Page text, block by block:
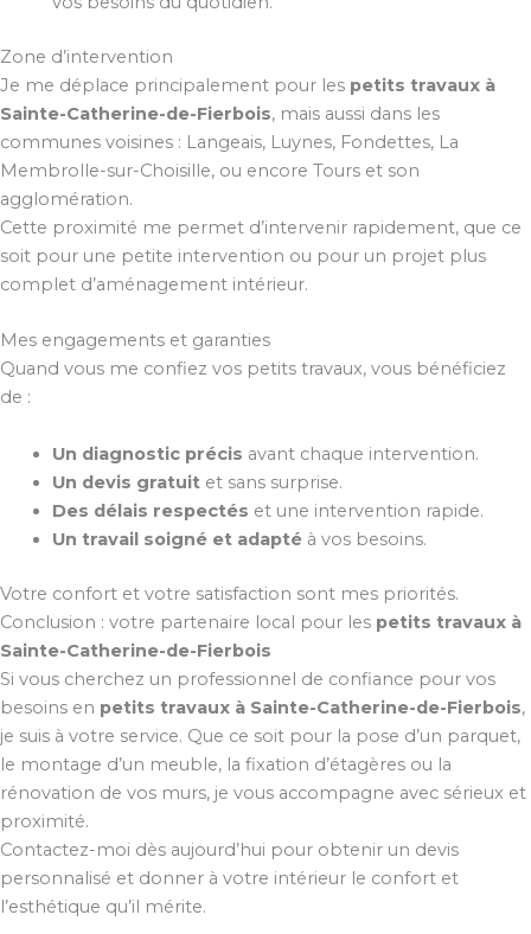
Zone d’intervention
Je me déplace principalement pour les petits travaux à
Sainte-Catherine-de-Fierbois, mais aussi dans les
communes voisines : Langeais, Luynes, Fondettes, La
Membrolle-sur-Choisille, ou encore Tours et son
agglomération.
Cette proximité me permet d’intervenir rapidement, que ce
soit pour une petite intervention ou pour un projet plus
complet d’aménagement intérieur.
Mes engagements et garanties
Quand vous me confiez vos petits travaux, vous bénéficiez
de :
Un diagnostic précis avant chaque intervention.
Un devis gratuitet sans surprise.
Des délais respectés et une intervention rapide.
Un travail soigné et adaptéà vos besoins.
Votre confort et votre satisfaction sont mes priorités.
Conclusion : votre partenaire local pour les petits travaux à
Sainte-Catherine-de-Fierbois
Si vous cherchez un professionnel de confiance pour vos
besoins en petits travaux à Sainte-Catherine-de-Fierbois,
je suis à votre service. Que ce soit pour la pose d’un parquet,
le montage d’un meuble, la fixation d’étagères ou la
rénovation de vos murs, je vous accompagne avec sérieux et
proximité.
Contactez-moi dès aujourd’hui pour obtenir un devis
personnalisé et donner à votre intérieur le confort et
l’esthétique qu’il mérite.